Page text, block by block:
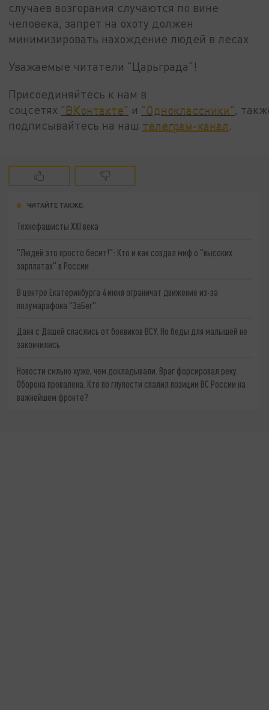
случаев возгорания случаются по вине
человека, запрет на охоту должен
минимизировать нахождение людей в лесах.
Уважаемые читатели "Царьграда"!
Присоединяйтесь к нам в
соцсетях "ВКонтакте" и "Одноклассники" ,
подписывайтесь на наш телеграм-канал
ЧИТАЙТЕ ТАКЖЕ:
Технофашисты XXI века
"Людей это просто бесит!": Кто и как создал миф о "высоких
зарплатах" в России
В центре Екатеринбурга 4 июня ограничат движение из-за
полумарафона "ЗаБег"
Даня с Дашей спаслись от боевиков ВСУ. Но беды для малышей не
закончились
Новости сильно хуже, чем докладывали. Враг форсировал реку.
Оборона провалена. Кто по глупости спалил позиции ВС России на
важнейшем фронте?